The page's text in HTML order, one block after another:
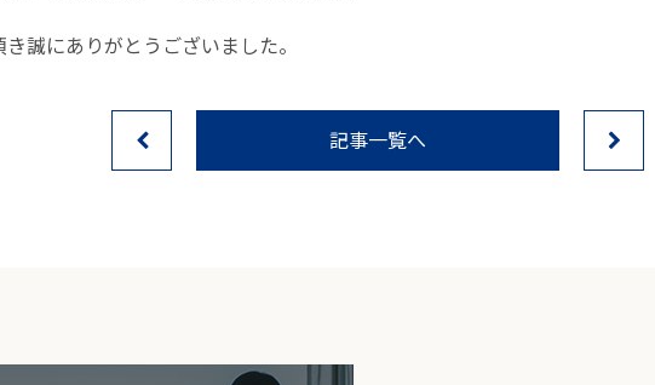
誠にありがとうございました。
記事一覧へ